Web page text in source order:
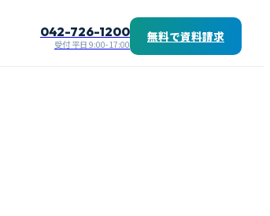
042-726-1200
受付 平日 9:00-17:00 無料で資料請求